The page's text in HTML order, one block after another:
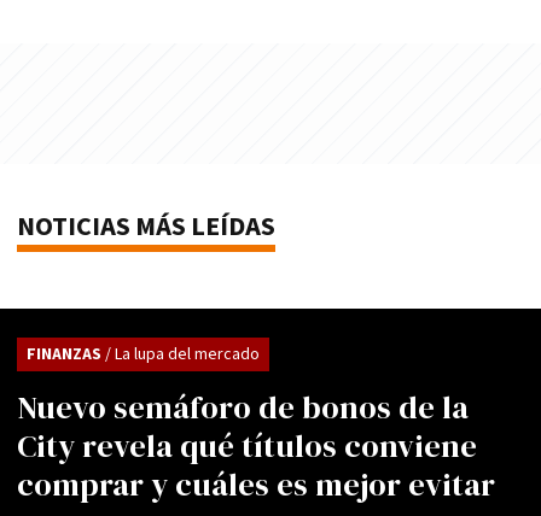
NOTICIAS MÁS LEÍDAS
Nuevo semáforo de bonos de la
City revela qué títulos conviene
comprar y cuáles es mejor evitar
FINANZAS / La lupa del mercado